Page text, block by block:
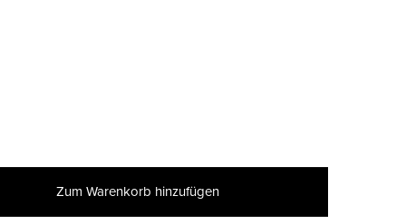
Zum Warenkorb hinzufügen